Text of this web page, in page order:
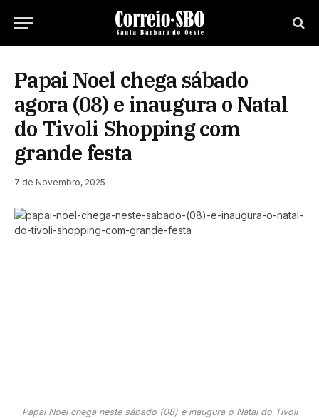
Papai Noel chega sábado
agora (08) e inaugura o Natal
do Tivoli Shopping com
grande festa
7 de Novembro, 2025
Papai Noel chega neste sábado (08) e inaugura o Natal do Tivoli